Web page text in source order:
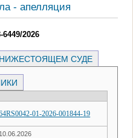
- апелляция
2026
СУДЕ
01-2026-001844-19
10.06.2026